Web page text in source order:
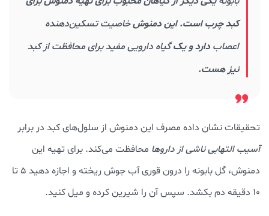
کبد چرب است. این دمنوشخاصیت تسکین‌دهنده
اعصاب دارد و یکگیاه دارویی مفید برای محافظت از کبد
نیز هست.
تحقیقات نشان داده مصرف این دمنوش از سلول‌های کبد در برابر
آسیب التهابی ناشی از داروها محافظت می‌کند. برای تهیه این
دمنوش، گل بابونه را درون قوری آب جوش ریخته و اجازه دهید 5 تا
10 دقیقه دم بکشد. سپس آن را شیرین کرده و میل کنید.